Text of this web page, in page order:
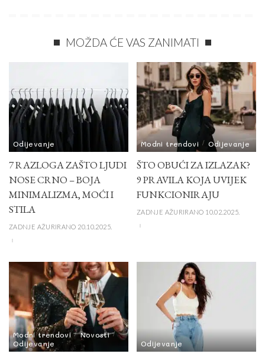
MOŽDA ĆE VAS ZANIMATI
Odijevanje
7 RAZLOGA ZAŠTO LJUDI
NOSE CRNO – BOJA
MINIMALIZMA, MOĆI I
STILA
ZADNJE AŽURIRANO 20.10.2025.
Modni trendovi Odijevanje
ŠTO OBUĆI ZA IZLAZAK?
9 PRAVILA KOJA UVIJEK
FUNKCIONIRAJU
ZADNJE AŽURIRANO 10.02.2025.
Modni trendovi
Novosti
Odijevanje
Odijevanje